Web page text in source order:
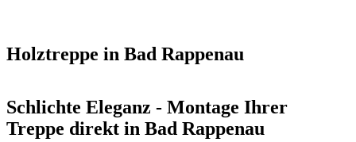
Holztreppe in Bad Rappenau
Schlichte Eleganz - Montage Ihrer
Treppe direkt in Bad Rappenau